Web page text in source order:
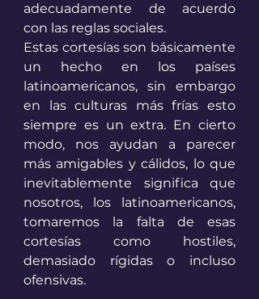
adecuadamente de acuerdo
con las reglas sociales.
Estas cortesías son básicamente
un hecho en los países
latinoamericanos, sin embargo
en las culturas más frías esto
siempre es un extra. En cierto
modo, nos ayudan a parecer
más amigables y cálidos, lo que
inevitablemente significa que
nosotros, los latinoamericanos,
tomaremos la falta de esas
cortesías como hostiles,
demasiado rígidas o incluso
ofensivas.